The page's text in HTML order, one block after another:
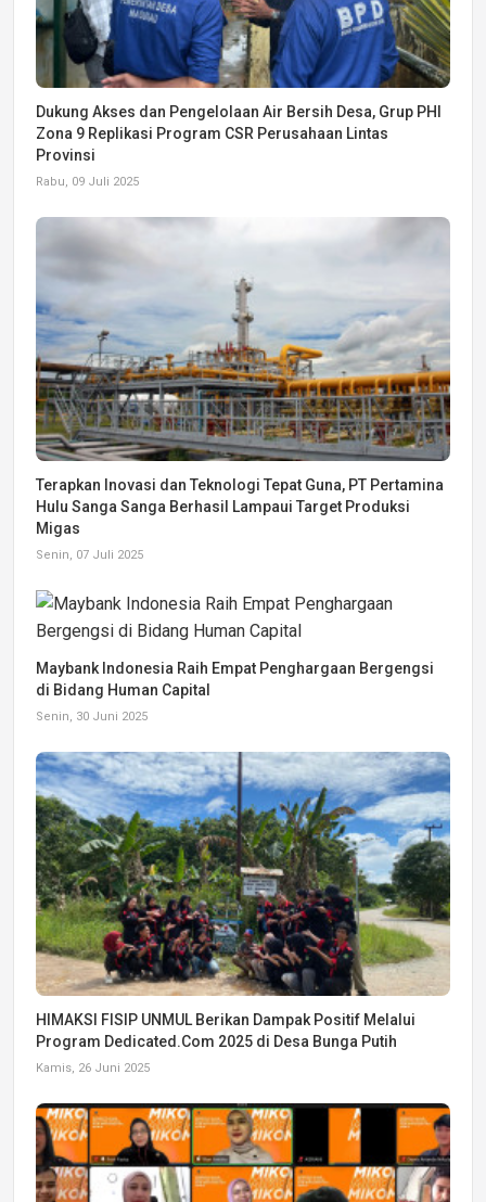
Dukung Akses dan Pengelolaan Air Bersih Desa, Grup PHI
Zona 9 Replikasi Program CSR Perusahaan Lintas
Provinsi
Rabu, 09 Juli 2025
Terapkan Inovasi dan Teknologi Tepat Guna, PT Pertamina
Hulu Sanga Sanga Berhasil Lampaui Target Produksi
Migas
Senin, 07 Juli 2025
Maybank Indonesia Raih Empat Penghargaan Bergengsi
di Bidang Human Capital
Senin, 30 Juni 2025
HIMAKSI FISIP UNMUL Berikan Dampak Positif Melalui
Program Dedicated.Com 2025 di Desa Bunga Putih
Kamis, 26 Juni 2025